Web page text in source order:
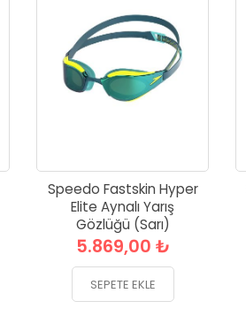
Speedo Fastskin Hyper
Elite Aynalı Yarış
Gözlüğü (Sarı)
5.869,00 ₺
SEPETE EKLE